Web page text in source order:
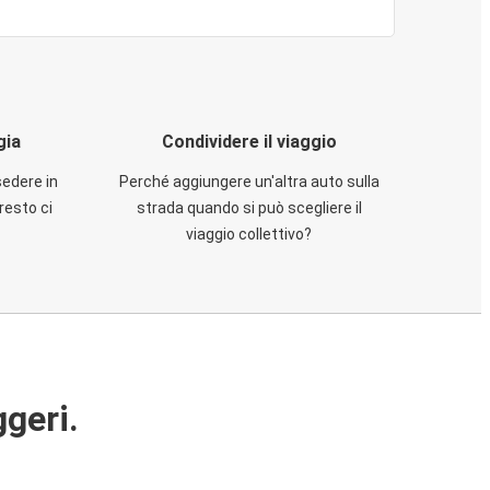
in
ci
Condividere il viaggio
Perché aggiungere un'altra auto sulla
strada quando si può scegliere il
viaggio collettivo?